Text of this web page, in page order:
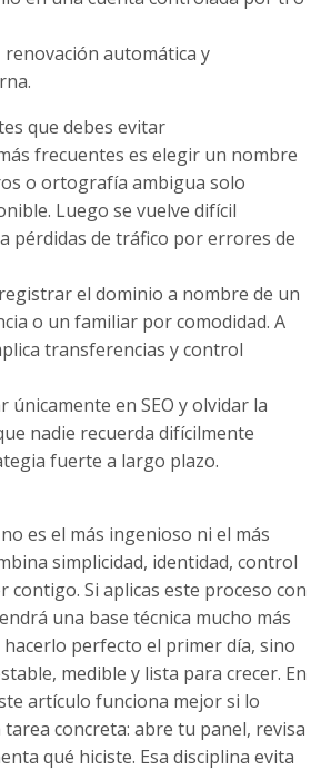
renovación automática y
que debes evitar
frecuentes es elegir un nombre
o ortografía ambigua solo
Luego se vuelve difícil
pérdidas de tráfico por errores de
el dominio a nombre de un
o un familiar por comodidad. A
transferencias y control
en SEO y olvidar la
nadie recuerda difícilmente
fuerte a largo plazo.
es el más ingenioso ni el más
simplicidad, identidad, control
contigo. Si aplicas este proceso con
una base técnica mucho más
hacerlo perfecto el primer día, sino
medible y lista para crecer. En
artículo funciona mejor si lo
concreta: abre tu panel, revisa
qué hiciste. Esa disciplina evita